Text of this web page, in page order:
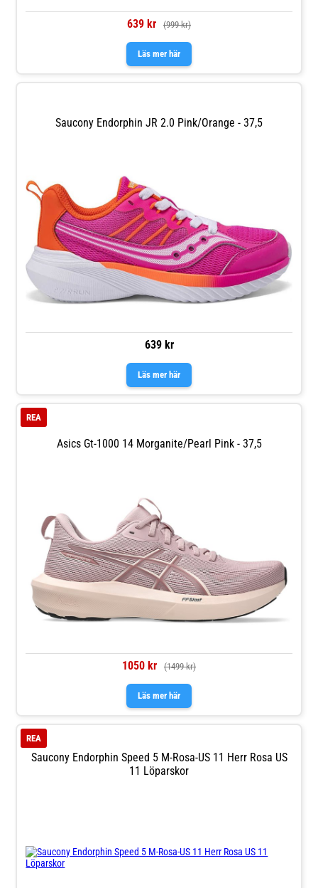
639 kr (999 kr)
Läs mer här
Saucony Endorphin JR 2.0 Pink/Orange - 37,5
639 kr
Läs mer här
Asics Gt-1000 14 Morganite/Pearl Pink - 37,5
REA
1050 kr (1499 kr)
Läs mer här
Saucony Endorphin Speed 5 M-Rosa-US 11 Herr Rosa US
11 Löparskor
REA